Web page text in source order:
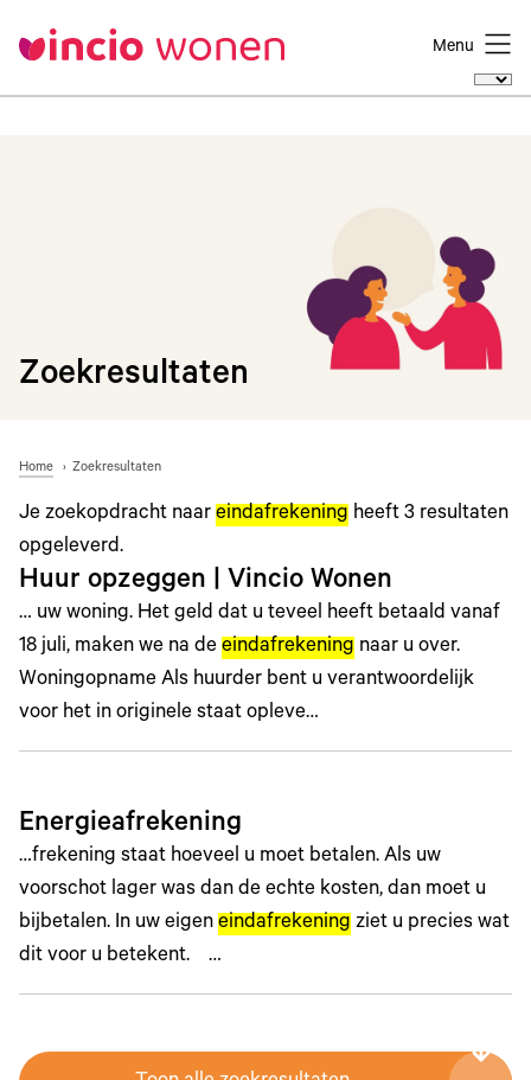
Menu
Zoekresultaten
Home Zoekresultaten
Je zoekopdracht naar eindafrekening heeft 3 resultaten
opgeleverd.
Huur opzeggen | Vincio Wonen
… uw woning. Het geld dat u teveel heeft betaald vanaf
18 juli, maken we na de eindafrekening naar u over.
Woningopname Als huurder bent u verantwoordelijk
voor het in originele staat opleve…
Energieafrekening
…frekening staat hoeveel u moet betalen. Als uw
voorschot lager was dan de echte kosten, dan moet u
bijbetalen. In uw eigen eindafrekening ziet u precies wat
dit voor u betekent. …